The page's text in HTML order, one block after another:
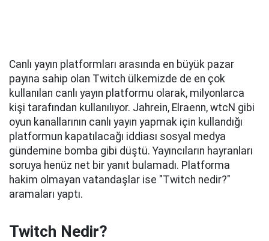
Canlı yayın platformları arasında en büyük pazar
payına sahip olan Twitch ülkemizde de en çok
kullanılan canlı yayın platformu olarak, milyonlarca
kişi tarafından kullanılıyor. Jahrein, Elraenn, wtcN gibi
oyun kanallarının canlı yayın yapmak için kullandığı
platformun kapatılacağı iddiası sosyal medya
gündemine bomba gibi düştü. Yayıncıların hayranları
soruya henüz net bir yanıt bulamadı. Platforma
hakim olmayan vatandaşlar ise "Twitch nedir?"
aramaları yaptı.
Twitch Nedir?